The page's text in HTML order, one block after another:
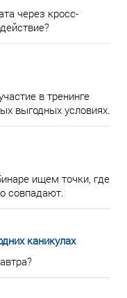
через кросс-
в тренинге
выгодных условиях.
ищем точки, где
совпадают.
каникулах